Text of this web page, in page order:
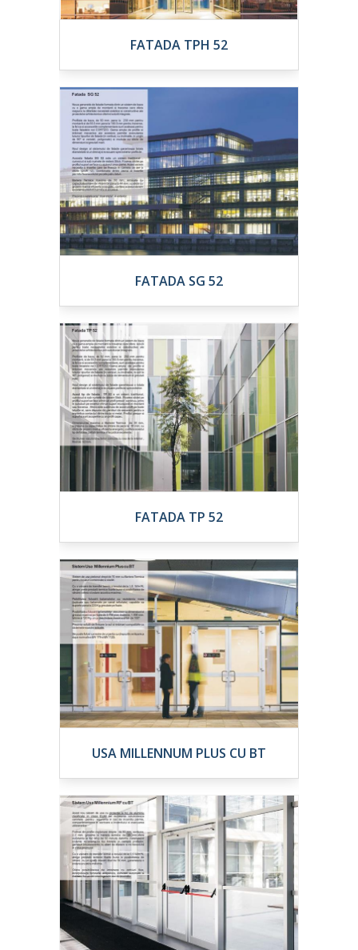
FATADA TPH 52
FATADA SG 52
FATADA TP 52
USA MILLENNUM PLUS CU BT